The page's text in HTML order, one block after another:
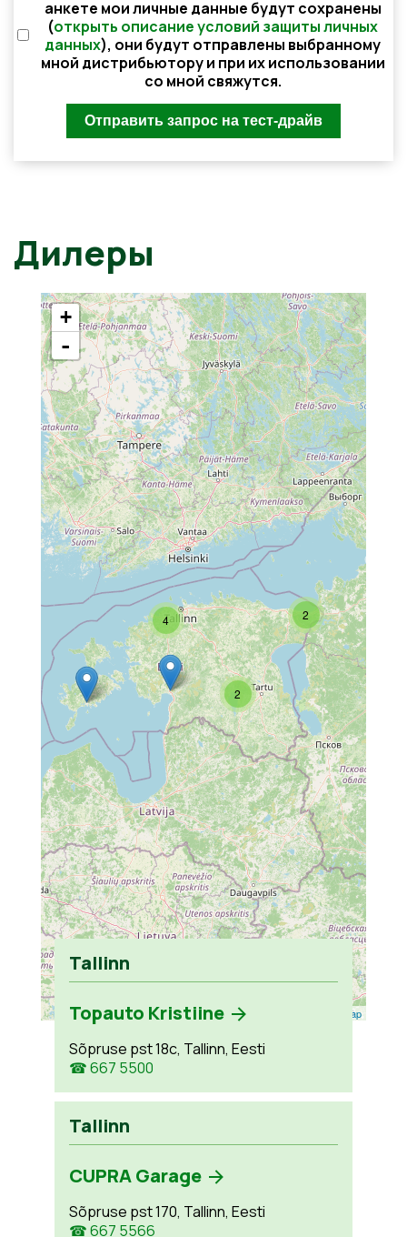
анкете мои личные данные будут сохранены
(открыть описание условий защиты личных
данных), они будут отправлены выбранному
мной дистрибьютору и при их использовании
со мной свяжутся.
Дилеры
2
2
4
+
-
Leaflet OpenStreetMap
Tallinn
Topauto Kristiine
Sõpruse pst 18c, Tallinn, Eesti
☎ 667 5500
Tallinn
CUPRA Garage
Sõpruse pst 170, Tallinn, Eesti
☎ 667 5566